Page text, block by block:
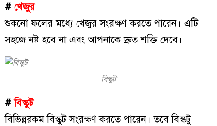
# খেজুর
শুকনো ফলের মধ্যে খেজুর সংরক্ষণ করতে পারেন। এটি
সহজে নষ্ট হবে না এবং আপনাকে দ্রুত শক্তি দেবে।
বিস্কুট
#বিস্কুট
বিভিন্নরকম বিস্কুট সংরক্ষণ করতে পারেন। তবে বিস্কটু